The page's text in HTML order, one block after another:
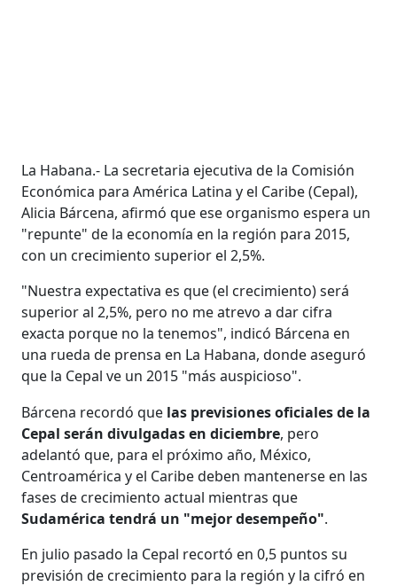
La Habana.- La secretaria ejecutiva de la Comisión
Económica para América Latina y el Caribe (Cepal),
Alicia Bárcena, afirmó que ese organismo espera un
"repunte" de la economía en la región para 2015,
con un crecimiento superior el 2,5%.
"Nuestra expectativa es que (el crecimiento) será
superior al 2,5%, pero no me atrevo a dar cifra
exacta porque no la tenemos", indicó Bárcena en
una rueda de prensa en La Habana, donde aseguró
que la Cepal ve un 2015 "más auspicioso".
Bárcena recordó que las previsiones oficiales de la
Cepal serán divulgadas en diciembre, pero
adelantó que, para el próximo año, México,
Centroamérica y el Caribe deben mantenerse en las
fases de crecimiento actual mientras que
Sudamérica tendrá un "mejor desempeño".
En julio pasado la Cepal recortó en 0,5 puntos su
previsión de crecimiento para la región y la cifró en